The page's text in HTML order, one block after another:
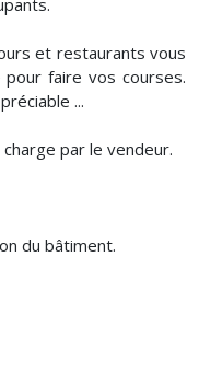
et restaurants vous
faire vos courses.
...
par le vendeur.
du bâtiment.